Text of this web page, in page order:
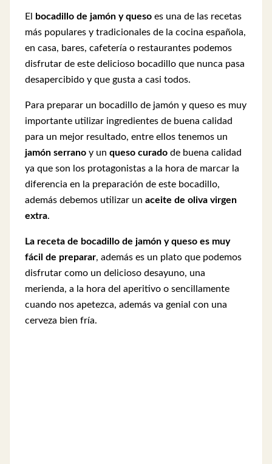
El bocadillo de jamón y queso es una de las recetas
más populares y tradicionales de la cocina española,
en casa, bares, cafetería o restaurantes podemos
disfrutar de este delicioso bocadillo que nunca pasa
desapercibido y que gusta a casi todos.
Para preparar un bocadillo de jamón y queso es muy
importante utilizar ingredientes de buena calidad
para un mejor resultado, entre ellos tenemos un
jamón serrano y un queso curado de buena calidad
ya que son los protagonistas a la hora de marcar la
diferencia en la preparación de este bocadillo,
además debemos utilizar un aceite de oliva virgen
extra.
La receta de bocadillo de jamón y queso es muy
fácil de preparar, además es un plato que podemos
disfrutar como un delicioso desayuno, una
merienda, a la hora del aperitivo o sencillamente
cuando nos apetezca, además va genial con una
cerveza bien fría.